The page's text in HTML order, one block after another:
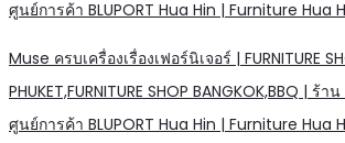
Muse ครบเครื่องเรื่องเฟอร์นิเจอร์ | FURNITURE
PHUKET,FURNITURE SHOP BANGKOK,BBQ | ร้
ศูนย์การค้า BLUPORT Hua Hin | Furniture Hua